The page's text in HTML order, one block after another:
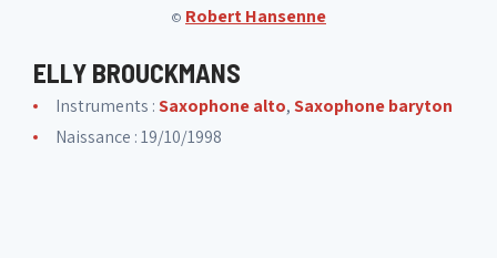
© Robert Hansenne
ELLY BROUCKMANS
Instruments :Saxophone alto,Saxophone baryton
Naissance : 19/10/1998